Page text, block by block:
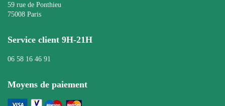
59 rue de Ponthieu
75008 Paris
Service client 9H-21H
06 58 16 46 91
Moyens de paiement